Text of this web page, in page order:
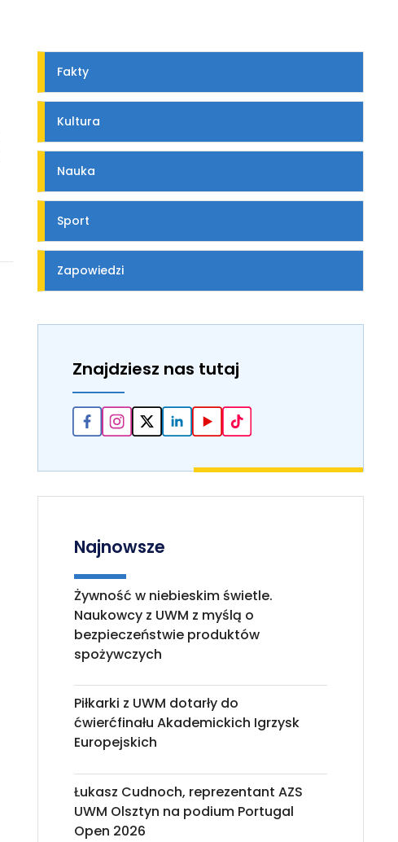
Fakty
Kultura
Nauka
Sport
Zapowiedzi
Znajdziesz nas tutaj
Najnowsze
Żywność w niebieskim świetle.
Naukowcy z UWM z myślą o
bezpieczeństwie produktów
spożywczych
Piłkarki z UWM dotarły do
ćwierćfinału Akademickich Igrzysk
Europejskich
Łukasz Cudnoch, reprezentant AZS
UWM Olsztyn na podium Portugal
Open 2026